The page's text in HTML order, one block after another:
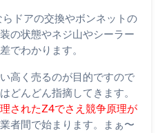
ドアの交換やボンネットの
の状態やネジ山やシーラー
でわかります。
高く売るのが目的ですので
どんどん指摘してきます。
されたZ4でさえ競争原理が
者間で始まります。まぁ〜